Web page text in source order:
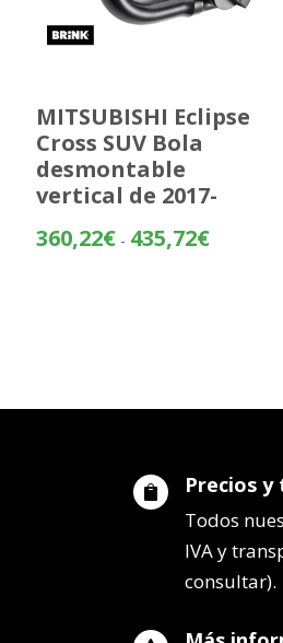
MITSUBISHI Eclipse
Cross SUV Bola
desmontable
vertical de 2017-
360,22€ - 435,72€Rango
 Precios
Todos
IVA y
consultar).